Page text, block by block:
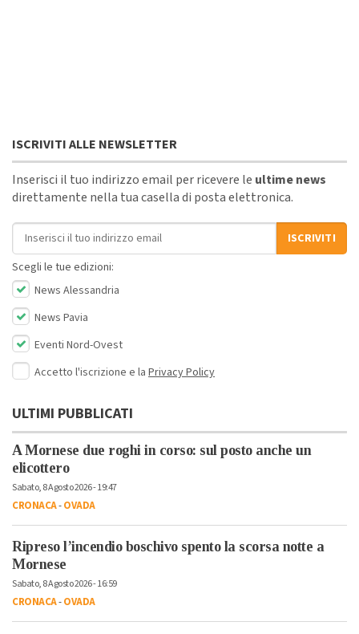
ISCRIVITI ALLE NEWSLETTER
Inserisci il tuo indirizzo email per ricevere le ultime news
direttamente nella tua casella di posta elettronica.
Indirizzo email
ISCRIVITI
Scegli le tue edizioni:
News Alessandria
News Pavia
Eventi Nord-Ovest
Accetto l'iscrizione e la Privacy Policy
ULTIMI PUBBLICATI
A Mornese due roghi in corso: sul posto anche un
elicottero
Sabato, 8 Agosto 2026 - 19:47
CRONACA-OVADA
Ripreso l’incendio boschivo spento la scorsa notte a
Mornese
Sabato, 8 Agosto 2026 - 16:59
CRONACA-OVADA